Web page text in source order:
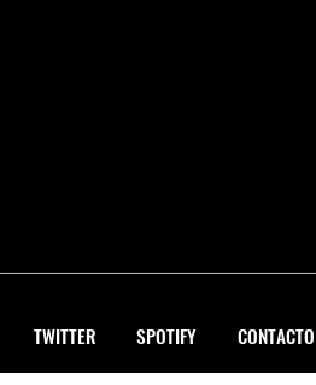
TWITTER SPOTIFY CONTACTO